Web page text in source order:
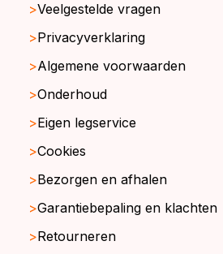
Veelgestelde vragen
Privacyverklaring
Algemene voorwaarden
Onderhoud
Eigen legservice
Cookies
Bezorgen en afhalen
Garantiebepaling en klachten
Retourneren